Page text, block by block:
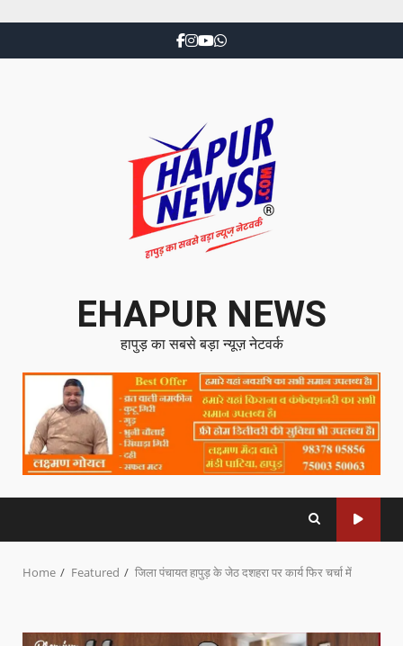
EHAPUR NEWS
हापुड़ का सबसे बड़ा न्यूज़ नेटवर्क
Home Featured जिला पंचायत हापुड़ के जेठ दशहरा पर कार्य फिर चर्चा में